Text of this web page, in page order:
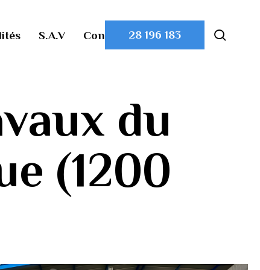
S.A.V Contact 28 196 183
du
(1200